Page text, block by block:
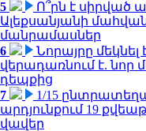
5
Ո՞րն է սիրված
Ալեքսանյանի
մանրամասներ
6
Նորայրը
վերադառնում է. նոր
դեպքից
7
1/15
արդյունքում 19
վավեր